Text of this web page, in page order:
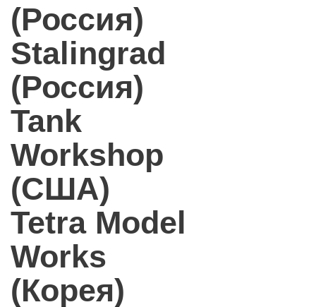
(Россия)
Stalingrad
(Россия)
Tank
Workshop
(США)
Tetra Model
Works
(Корея)